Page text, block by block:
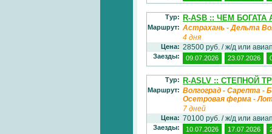
Тур: R-ASB :: ЧЕМ БОГАТА
Маршрут: Астрахань - Дельта
4 дня
Цена: 28500 руб. / ж/д или
Заезды: 09.07.2026 23.07.2026
Тур: R-ASLV :: СТЕПНОЙ
Маршрут: Волгоград - Сарепта -
Осетровая ферма -
7 дней
Цена: 70100 руб. / ж/д или
Заезды: 10.07.2026 17.07.2026